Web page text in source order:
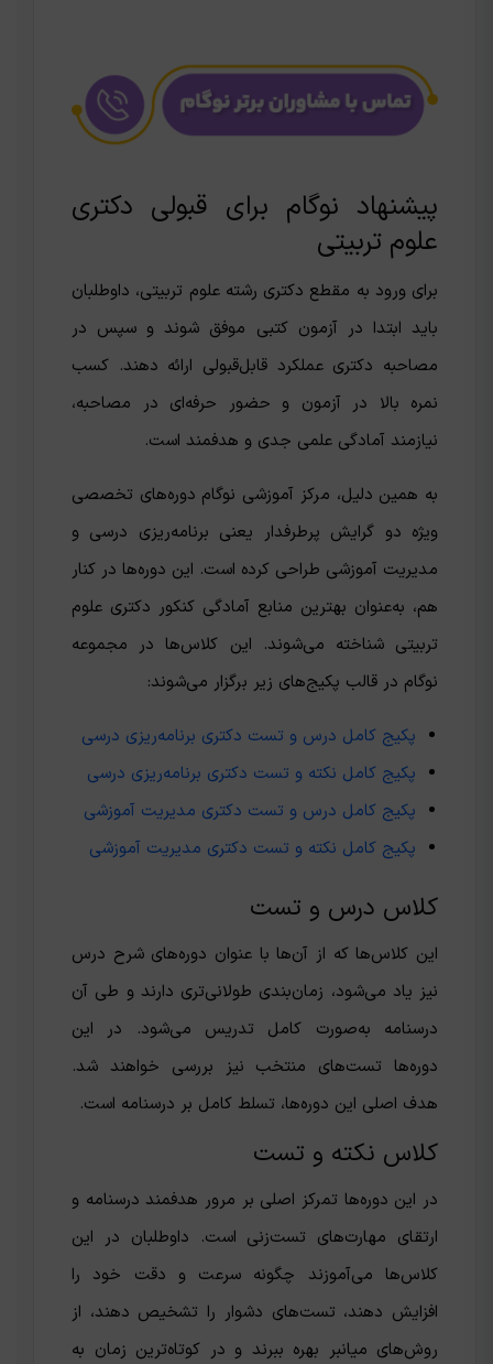
پیشنهاد نوگام برای قبولی دکتری
علوم تربیتی
برای ورود به مقطع دکتری رشته علوم تربیتی، داوطلبان
باید ابتدا در آزمون کتبی موفق شوند و سپس در
مصاحبه دکتری عملکرد قابل‌قبولی ارائه دهند. کسب
نمره بالا در آزمون و حضور حرفه‌ای در مصاحبه،
نیازمند آمادگی علمی جدی و هدفمند است.
به همین دلیل، مرکز آموزشی نوگام دوره‌های تخصصی
ویژه دو گرایش پرطرفدار یعنی برنامه‌ریزی درسی و
مدیریت آموزشی طراحی کرده است. این دوره‌ها در کنار
هم، به‌عنوان بهترین منابع آمادگی کنکور دکتری علوم
تربیتی شناخته می‌شوند. این کلاس‌ها در مجموعه
نوگام در قالب پکیج‌های زیر برگزار می‌شوند:
پکیج کامل درس و تست دکتری برنامه‌ریزی درسی
پکیج کامل نکته و تست دکتری برنامه‌ریزی درسی
پکیج کامل درس و تست دکتری مدیریت آموزشی
پکیج کامل نکته و تست دکتری مدیریت آموزشی
کلاس درس و تست
این کلاس‌ها که از آن‌ها با عنوان دوره‌های شرح درس
نیز یاد می‌شود، زمان‌بندی طولانی‌تری دارند و طی آن
درسنامه‌ به‌صورت کامل تدریس می‌شود. در این
دوره‌ها تست‌های منتخب نیز بررسی خواهند شد.
هدف اصلی این دوره‌ها، تسلط کامل بر درسنامه‌ است.
کلاس نکته و تست
در این دوره‌ها تمرکز اصلی بر مرور هدفمند درسنامه و
ارتقای مهارت‌های تست‌زنی است. داوطلبان در این
کلاس‌ها می‌آموزند چگونه سرعت و دقت خود را
افزایش دهند، تست‌های دشوار را تشخیص دهند، از
روش‌های میانبر بهره ببرند و در کوتاه‌ترین زمان به